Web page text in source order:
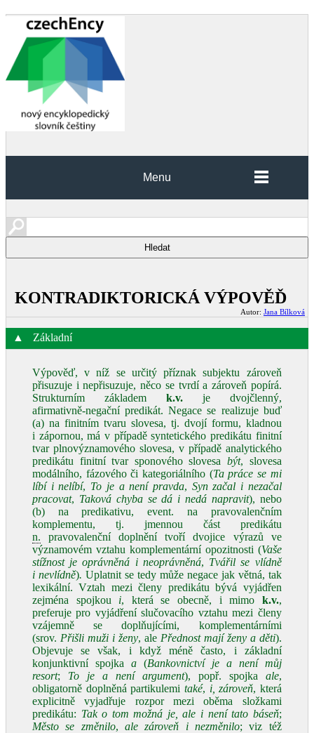
Menu
KONTRADIKTORICKÁ VÝPOVĚĎ
Autor: Jana Bílková
▲ Základní
Výpověď, v níž se určitý příznak subjektu zároveň
přisuzuje i nepřisuzuje, něco se tvrdí a zároveň popírá.
Strukturním základem k.v.je dvojčlenný,
afirmativně‑negační predikát. Negace se realizuje buď
(a) na finitním tvaru slovesa, tj. dvojí formu, kladnou
i zápornou, má v případě syntetického predikátu finitní
tvar plnovýznamového slovesa, v případě analytického
predikátu finitní tvar sponového slovesabýt, slovesa
modálního, fázového či kategoriálního (Ta práce se mi
líbí i nelíbí, To je a není pravda, Syn začal i nezačal
pracovat, Taková chyba se dá i nedá napravit), nebo
(b) na predikativu, event. na pravovalenčním
komplementu, tj. jmennou část predikátu
n. pravovalenční doplnění tvoří dvojice výrazů ve
významovém vztahu komplementární opozitnosti (Vaše
stížnost je oprávněná i neoprávněná, Tvářil se vlídně
i nevlídně). Uplatnit se tedy může negace jak větná, tak
lexikální. Vztah mezi členy predikátu bývá vyjádřen
zejména spojkou i, která se obecně, i mimo k.v.,
preferuje pro vyjádření slučovacího vztahu mezi členy
vzájemně se doplňujícími, komplementárními
(srov. Přišli muži i ženy, ale Přednost mají ženy a děti).
Objevuje se však, i když méně často, i základní
konjunktivní spojka a(Bankovnictví je a není můj
resort; To je a není argument), popř. spojka ale,
obligatorně doplněná partikulemi také, i, zároveň, která
explicitně vyjadřuje rozpor mezi oběma složkami
predikátu: Tak o tom možná je, ale i není tato báseň;
Město se změnilo,ale zároveň i nezměnilo; viz též